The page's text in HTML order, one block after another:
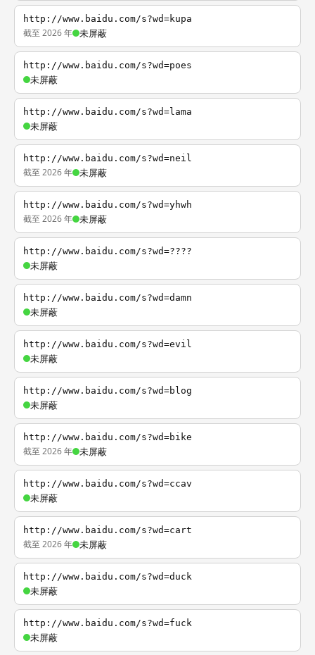
http://www.baidu.com/s?wd=kupa
截至 2026 年 未屏蔽
http://www.baidu.com/s?wd=poes
未屏蔽
http://www.baidu.com/s?wd=lama
未屏蔽
http://www.baidu.com/s?wd=neil
截至 2026 年 未屏蔽
http://www.baidu.com/s?wd=yhwh
截至 2026 年 未屏蔽
http://www.baidu.com/s?wd=????
未屏蔽
http://www.baidu.com/s?wd=damn
未屏蔽
http://www.baidu.com/s?wd=evil
未屏蔽
http://www.baidu.com/s?wd=blog
未屏蔽
http://www.baidu.com/s?wd=bike
截至 2026 年 未屏蔽
http://www.baidu.com/s?wd=ccav
未屏蔽
http://www.baidu.com/s?wd=cart
截至 2026 年 未屏蔽
http://www.baidu.com/s?wd=duck
未屏蔽
http://www.baidu.com/s?wd=fuck
未屏蔽